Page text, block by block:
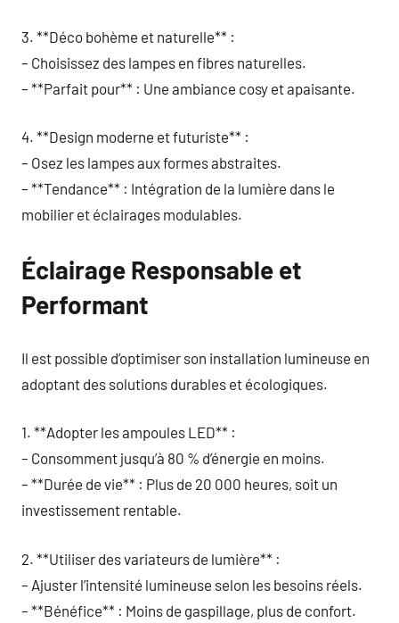
3. **Déco bohème et naturelle** :
– Choisissez des lampes en fibres naturelles.
– **Parfait pour** : Une ambiance cosy et apaisante.
4. **Design moderne et futuriste** :
– Osez les lampes aux formes abstraites.
– **Tendance** : Intégration de la lumière dans le
mobilier et éclairages modulables.
Éclairage Responsable et
Performant
Il est possible d’optimiser son installation lumineuse en
adoptant des solutions durables et écologiques.
1. **Adopter les ampoules LED** :
– Consomment jusqu’à 80 % d’énergie en moins.
– **Durée de vie** : Plus de 20 000 heures, soit un
investissement rentable.
2. **Utiliser des variateurs de lumière** :
– Ajuster l’intensité lumineuse selon les besoins réels.
– **Bénéfice** : Moins de gaspillage, plus de confort.